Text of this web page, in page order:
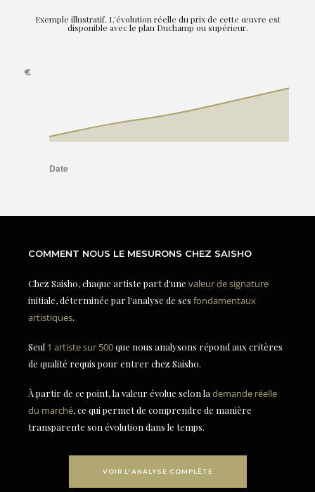
Exemple illustratif. L'évolution réelle du prix de cette œuvre est
disponible avec le plan Duchamp ou supérieur.
COMMENT NOUS LE MESURONS CHEZ SAISHO
Chez Saisho, chaque artiste part d'une valeur de signature
initiale, déterminée par l'analyse de ses fondamentaux
artistiques.
Seul 1 artiste sur 500que nous analysons répond aux critères
de qualité requis pour entrer chez Saisho.
À partir de ce point, la valeur évolue selon la demande réelle
du marché, ce qui permet de comprendre de manière
transparente son évolution dans le temps.
VOIR L'ANALYSE COMPLÈTE